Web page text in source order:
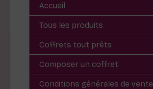
Accueil
Tous les produits
Coffrets tout prêts
Composer un coffret
Conditions générales de vente